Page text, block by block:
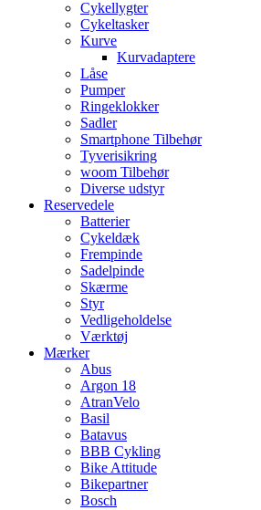
Cykellygter
Cykeltasker
Kurve
Kurvadaptere
Låse
Pumper
Ringeklokker
Sadler
Smartphone Tilbehør
Tyverisikring
woom Tilbehør
Diverse udstyr
Reservedele
Batterier
Cykeldæk
Frempinde
Sadelpinde
Skærme
Styr
Vedligeholdelse
Værktøj
Mærker
Abus
Argon 18
AtranVelo
Basil
Batavus
BBB Cykling
Bike Attitude
Bikepartner
Bosch